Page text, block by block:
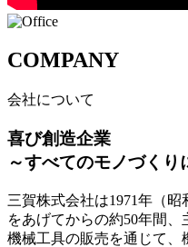
COMPANY
会社について
喜び創造企業
～すべてのモノづくり
三賀株式会社は1971年（
をあげてからの約50年間、
機械工具の販売を通じて、